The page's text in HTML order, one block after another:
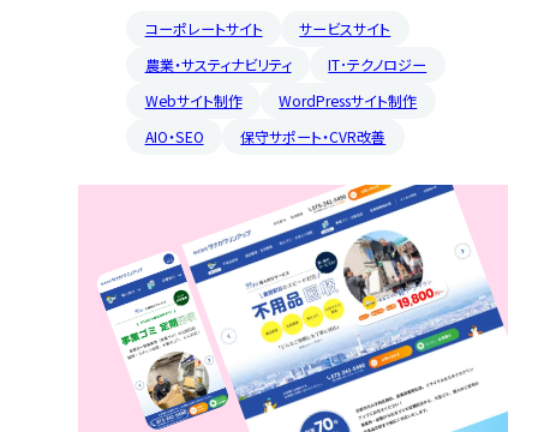
コーポレートサイト
サービスサイト
農業・サスティナビリティ
IT･テクノロジー
Webサイト制作
WordPressサイト制作
AIO・SEO
保守サポート・CVR改善